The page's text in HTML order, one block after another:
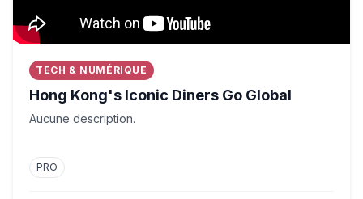
TECH & NUMÉRIQUE
Hong Kong's Iconic Diners Go Global
Aucune description.
PRO